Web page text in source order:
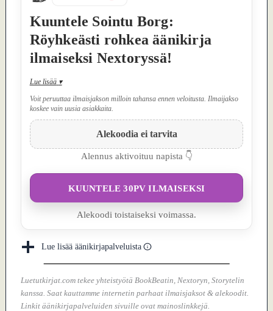
Kuuntele Sointu Borg:
Röyhkeästi rohkea äänikirja
ilmaiseksi Nextoryssä!
Lue lisää ▾
Voit peruuttaa ilmaisjakson milloin tahansa ennen veloitusta. Ilmaijakso
koskee vain uusia asiakkaita.
Alekoodia ei tarvita
Alennus aktivoituu napista 👇
KUUNTELE 30PV ILMAISEKSI
Alekoodi toistaiseksi voimassa.
Lue lisää äänikirjapalveluista
Luetutkirjat.com tekee yhteistyötä BookBeatin, Nextoryn, Storytelin
kanssa. Saat kauttamme internetin parhaat ilmaisjaksot & alekoodit.
Linkit äänikirjapalveluiden sivuille ovat mainoslinkkejä.